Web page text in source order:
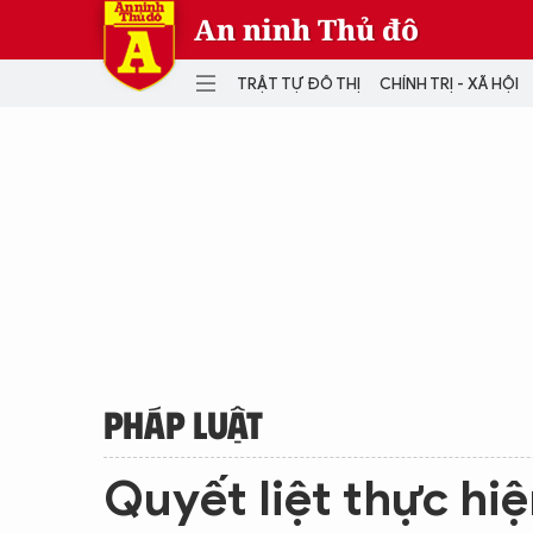
An ninh Thủ đô
TRẬT TỰ ĐÔ THỊ CHÍNH TRỊ - XÃ HỘI
PHÁP LUẬT
Quyết liệt thực